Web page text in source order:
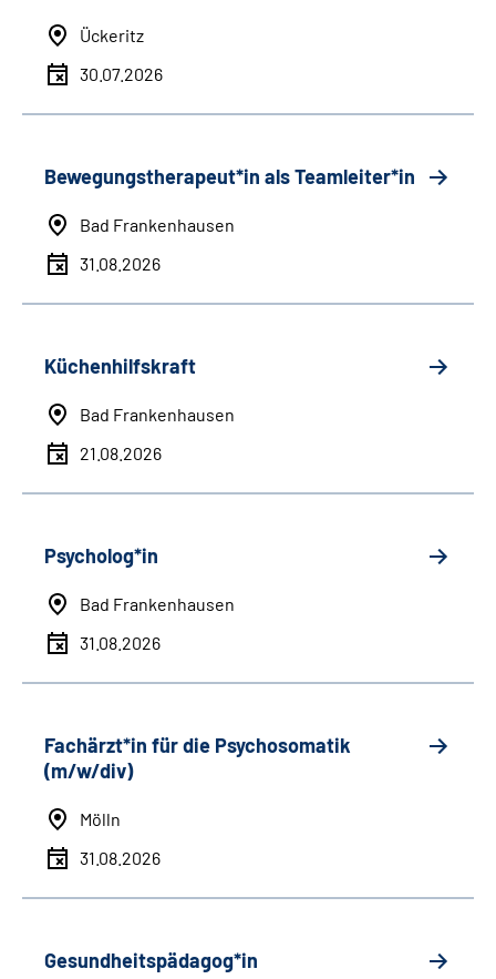
Ückeritz
30.07.2026
Bewegungstherapeut*in als Teamleiter*in
Bad Frankenhausen
31.08.2026
Küchenhilfskraft
Bad Frankenhausen
21.08.2026
Psycholog*in
Bad Frankenhausen
31.08.2026
Fachärzt*in für die Psychosomatik
(m/w/div)
Mölln
31.08.2026
Gesundheitspädagog*in